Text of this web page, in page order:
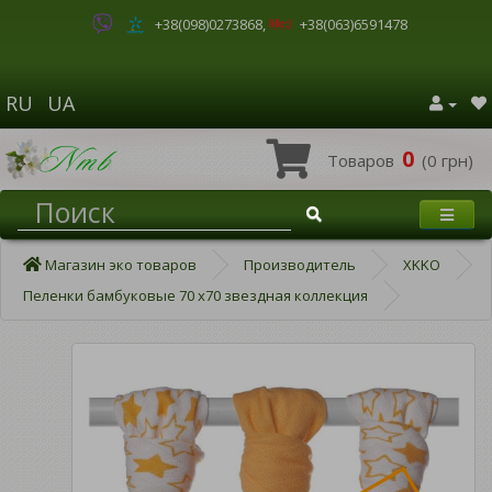
+38(098)0273868, +38(063)6591478
RU UA
Товаров 0 (0 грн)
Магазин эко товаров Производитель
XKKO
Пеленки бамбуковые 70 х70 звездная коллекция